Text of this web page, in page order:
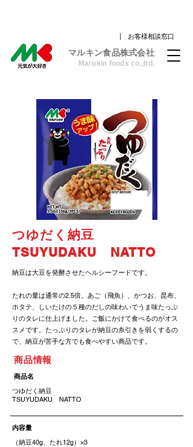
| お客様相談窓口
​マルキン食品株式会社
Marukin foods co.,ltd.
つゆだく納豆
TSUYUDAKU NATTO
納豆は大豆を発酵させたヘルシーフードです。
たれの量は通常の2.5倍。あご（飛魚）、かつお、昆布、
ホタテ、しいたけの５種のだしの味わいでうま味たっぷ
りのタレに仕上げました。ご飯にかけて食べるのがオス
スメです。たっぷりのタレが納豆の糸引きを弱くするの
で、納豆が苦手な方でも食べやすい商品です。
​商品情報
​商品名
つゆだく納豆
TSUYUDAKU NATTO
​内容量
（納豆40g、たれ12g）×3